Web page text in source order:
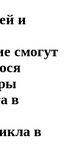
и
смогут
в
в